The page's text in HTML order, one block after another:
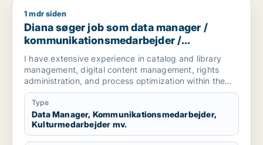
Diana søger job som data manager /
1 mdr siden
Diana søger job som data manager /
kommunikationsmedarbejder /
kulturmedarbejder / kreativ medarbejder /
produktspecialist
I have extensive experience in catalog and library
management, digital content management, rights
administration, and process optimization within the
music and media industries. I have worked managing
digital service provider (DSP) content, ensuring
compliance with guidelines, data structures, media
standards, and overseeing large-scale operational
processes. Adept at IP information management,
Type
Data Manager, Kommunikationsmedarbejder,
Kulturmedarbejder mv.